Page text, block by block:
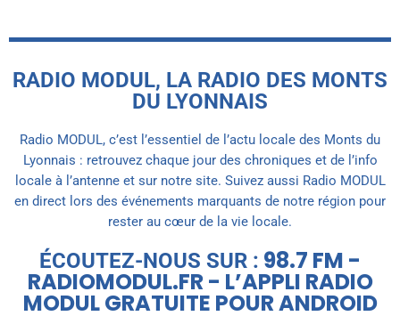
RADIO MODUL, LA RADIO DES MONTS
DU LYONNAIS
Radio MODUL, c’est l’essentiel de l’actu locale des Monts du
Lyonnais : retrouvez chaque jour des chroniques et de l’info
locale à l’antenne et sur notre site. Suivez aussi Radio MODUL
en direct lors des événements marquants de notre région pour
rester au cœur de la vie locale.
ÉCOUTEZ-NOUS SUR : 98.7 FM -
RADIOMODUL.FR - L’APPLI RADIO
MODUL GRATUITE POUR ANDROID